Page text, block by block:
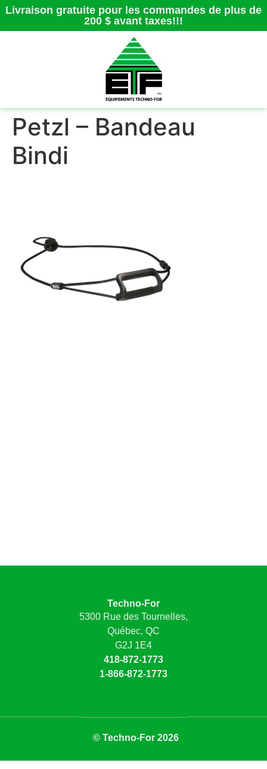
Livraison gratuite pour les commandes de plus de
200 $ avant taxes!!!
Petzl – Bandeau
Bindi
Techno-For
5300 Rue des Tournelles,
Québec, QC
G2J 1E4
418-872-1773
1-866-872-1773
© Techno-For 2026